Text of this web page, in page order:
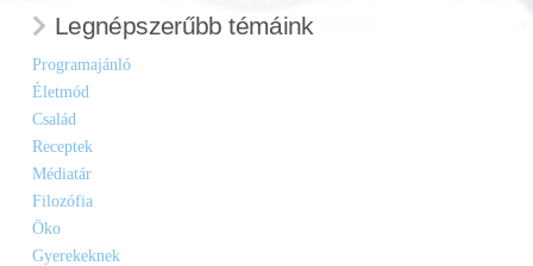
Legnépszerűbb témáink
Programajánló
Életmód
Család
Receptek
Médiatár
Filozófia
Öko
Gyerekeknek